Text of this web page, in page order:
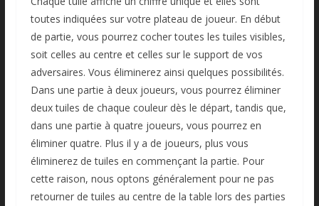
toutes indiquées sur votre plateau de joueur. En début
de partie, vous pourrez cocher toutes les tuiles visibles,
soit celles au centre et celles sur le support de vos
adversaires. Vous éliminerez ainsi quelques possibilités.
Dans une partie à deux joueurs, vous pourrez éliminer
deux tuiles de chaque couleur dès le départ, tandis que,
dans une partie à quatre joueurs, vous pourrez en
éliminer quatre. Plus il y a de joueurs, plus vous
éliminerez de tuiles en commençant la partie. Pour
cette raison, nous optons généralement pour ne pas
retourner de tuiles au centre de la table lors des parties